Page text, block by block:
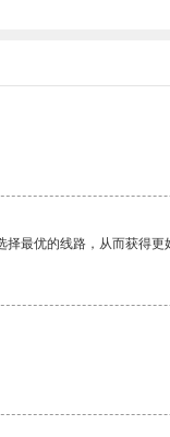
最优的线路，从而获得更